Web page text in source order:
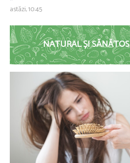
astăzi, 10:45
NATURAL ȘI SĂNĂTOS